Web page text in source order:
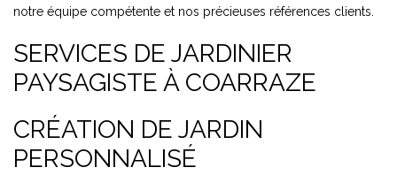
notre équipe compétente et nos précieuses références clients.
SERVICES DE JARDINIER
PAYSAGISTE À COARRAZE
CRÉATION DE JARDIN
PERSONNALISÉ